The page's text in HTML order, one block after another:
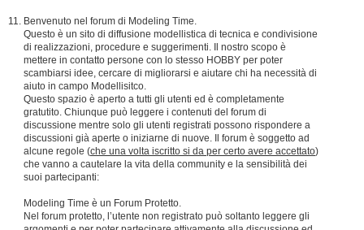
Benvenuto nel forum di Modeling Time.
Questo è un sito di diffusione modellistica di tecnica e condivisione
di realizzazioni, procedure e suggerimenti. Il nostro scopo è
mettere in contatto persone con lo stesso HOBBY per poter
scambiarsi idee, cercare di migliorarsi e aiutare chi ha necessità di
aiuto in campo Modellisitco.
Questo spazio è aperto a tutti gli utenti ed è completamente
gratutito. Chiunque può leggere i contenuti del forum di
discussione mentre solo gli utenti registrati possono rispondere a
discussioni già aperte o iniziarne di nuove. Il forum è soggetto ad
alcune regole (che una volta iscritto si da per certo avere accettato)
che vanno a cautelare la vita della community e la sensibilità dei
suoi partecipanti:
Modeling Time è un Forum Protetto.
Nel forum protetto, l’utente non registrato può soltanto leggere gli